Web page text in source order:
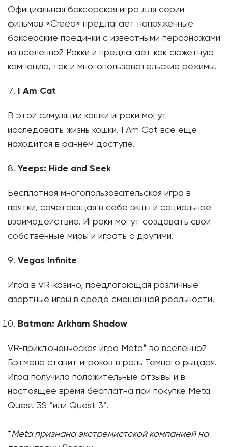
Официальная боксерская игра для серии
фильмов «Creed» предлагает напряженные
боксерские поединки с известными персонажами
из вселенной Рокки и предлагает как сюжетную
кампанию, так и многопользовательские режимы.
I Am Cat
В этой симуляции кошки игроки могут
исследовать жизнь кошки. I Am Cat все еще
находится в раннем доступе.
Yeeps: Hide and Seek
Бесплатная многопользовательская игра в
прятки, сочетающая в себе экшн и социальное
взаимодействие. Игроки могут создавать свои
собственные миры и играть с другими.
Vegas Infinite
Игра в VR-казино, предлагающая различные
азартные игры в среде смешанной реальности.
Batman: Arkham Shadow
VR-приключенческая игра Meta* во вселенной
Бэтмена ставит игроков в роль Темного рыцаря.
Игра получила положительные отзывы и в
настоящее время бесплатна при покупке Meta
Quest 3S *или Quest 3*.
*Meta признана экстремистской компанией на